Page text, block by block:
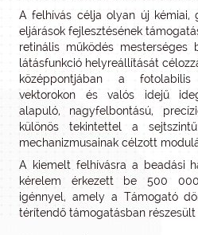
A felhívás célja olyan új kémiai,
eljárások fejlesztésének
retinális működés mesterséges
látásfunkció helyreállítását
középpontjában a fotolabilis
vektorokon és valós idejű
alapuló, nagyfelbontású,
különös tekintettel a
mechanizmusainak célzott
A kiemelt felhívásra a beadási
kérelem érkezett be 500
igénnyel, amely a Támogató
térítendő támogatásban részesült